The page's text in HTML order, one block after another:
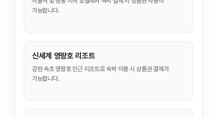
가능합니다.
신세계 영랑호 리조트
강원 속초 영랑호 인근 리조트로 숙박 이용 시 상품권 결제가
가능합니다.